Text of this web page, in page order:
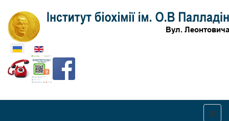
Оберіть свою мову